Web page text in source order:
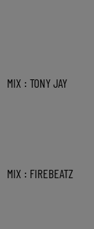
MIX : TONY JAY
MIX : FIREBEATZ